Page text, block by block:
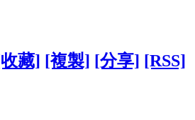
藏] [複製] [分享] [RSS]